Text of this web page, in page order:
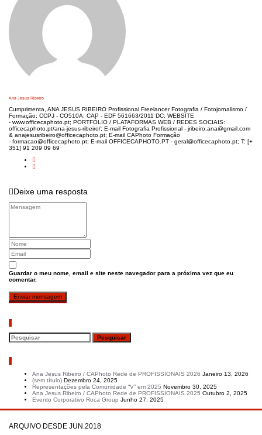
Ana Jesus Ribeiro
Cumprimenta, ANA JESUS RIBEIRO Profissional Freelancer Fotografia / Fotojornalismo /
Formação; CCPJ - CO510A; CAP - EDF 561663/2011 DC; WEBSITE
- www.officecaphoto.pt; PORTFÓLIO / PLATAFORMAS WEB / REDES SOCIAIS:
officecaphoto.pt/ana-jesus-ribeiro/; E-mail Fotografia Profissional - jribeiro.ana@gmail.com
& anajesusribeiro@officecaphoto.pt; E-mail CAPhoto Formação
- formacao@officecaphoto.pt; E-mail OFFICECAPHOTO.PT - geral@officecaphoto.pt; T: [+
351] 91 209 09 69
Deixe uma resposta
Guardar o meu nome, email e site neste navegador para a próxima vez que eu
comentar.
Ana Jesus Ribeiro / CAPhoto Rede de PROFISSIONAIS 2026 Janeiro 13, 2026
(sem título) Dezembro 24, 2025
Representações pela Comunidade “V” em 2025 Novembro 30, 2025
Ana Jesus Ribeiro / CAPhoto Rede de PROFISSIONAIS 2025 Outubro 2, 2025
Evento Corporativo Roca Group Junho 27, 2025
ARQUIVO DESDE JUN.2018